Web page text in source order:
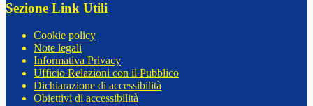
Sezione Link Utili
Cookie policy
Note legali
Informativa Privacy
Ufficio Relazioni con il Pubblico
Dichiarazione di accessibilità
Obiettivi di accessibilità